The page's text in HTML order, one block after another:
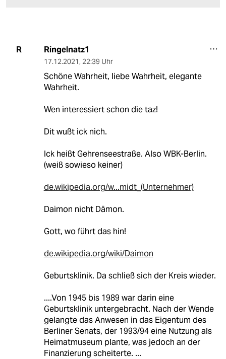
R Ringelnatz1
17.12.2021, 22:39 Uhr
Schöne Wahrheit, liebe Wahrheit, elegante
Wahrheit.
Wen interessiert schon die taz!
Dit wußt ick nich.
Ick heißt Gehrenseestraße. Also WBK-Berlin.
(weiß sowieso keiner)
de.wikipedia.org/w...midt_(Unternehmer)
Daimon nicht Dämon.
Gott, wo führt das hin!
de.wikipedia.org/wiki/Daimon
Geburtsklinik. Da schließ sich der Kreis wieder.
....Von 1945 bis 1989 war darin eine
Geburtsklinik untergebracht. Nach der Wende
gelangte das Anwesen in das Eigentum des
Berliner Senats, der 1993/94 eine Nutzung als
Heimatmuseum plante, was jedoch an der
Finanzierung scheiterte. ...